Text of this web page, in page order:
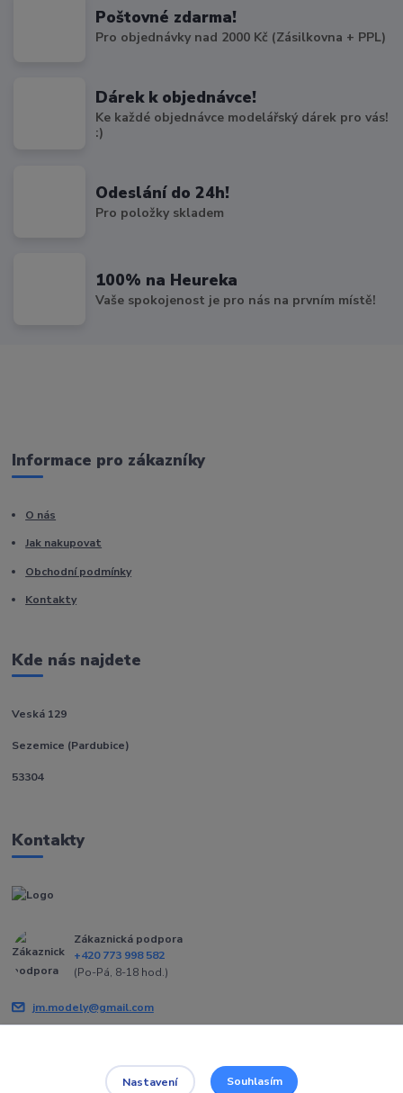
Poštovné zdarma!
Pro objednávky nad 2000 Kč (Zásilkovna + PPL)
Dárek k objednávce!
Ke každé objednávce modelářský dárek pro vás!
:)
Odeslání do 24h!
Pro položky skladem
100% na Heureka
Vaše spokojenost je pro nás na prvním místě!
Informace pro zákazníky
O nás
Jak nakupovat
Obchodní podmínky
Kontakty
Kde nás najdete
Veská 129
Sezemice (Pardubice)
53304
Kontakty
Zákaznická podpora
+420 773 998 582
(Po-Pá, 8-18 hod.)
jm.modely@gmail.com
Nastavení Souhlasím